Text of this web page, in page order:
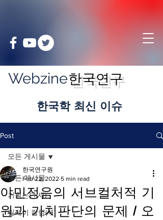
Webzine
​한국학 최신 이슈
한국연구
Post
모든 게시물
기획논단(새)
릴레이 칼럼(새)
모든 게시물
야민정음의 서브컬처적 기
원과 가치판단의 문제 / 오
한국연구원
Feb 22, 2022 5 min read